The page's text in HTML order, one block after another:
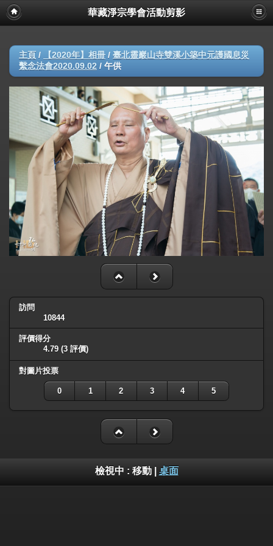
華藏淨宗學會活動剪影
主頁 / 【2020年】相冊 / 臺北靈巖山寺雙溪小築中元護國息災
繫念法會2020.09.02 / 午供
訪問
10844
評價得分
4.79 (3 評價)
對圖片投票
0 1 2 3 4 5
檢視中 : 移動| 桌面